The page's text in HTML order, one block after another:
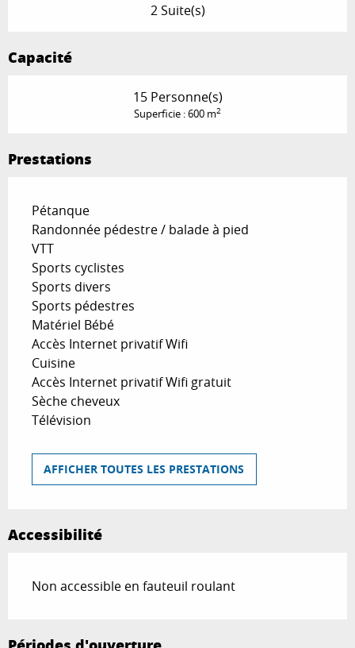
2 Suite(s)
Capacité
15 Personne(s)
Superficie : 600 m2
Prestations
Pétanque
Randonnée pédestre / balade à pied
VTT
Sports cyclistes
Sports divers
Sports pédestres
Matériel Bébé
Accès Internet privatif Wifi
Cuisine
Accès Internet privatif Wifi gratuit
Sèche cheveux
Télévision
AFFICHER TOUTES LES PRESTATIONS
Accessibilité
Non accessible en fauteuil roulant